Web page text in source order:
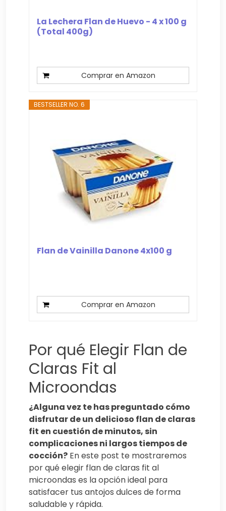
La Lechera Flan de Huevo - 4 x 100 g
(Total 400g)
Comprar en Amazon
BESTSELLER NO. 6
Flan de Vainilla Danone 4x100 g
Comprar en Amazon
Por qué Elegir Flan de
Claras Fit al
Microondas
¿Alguna vez te has preguntado cómo
disfrutar de un delicioso flan de claras
fit en cuestión de minutos, sin
complicaciones ni largos tiempos de
cocción? En este post te mostraremos
por qué elegir flan de claras fit al
microondas es la opción ideal para
satisfacer tus antojos dulces de forma
saludable y rápida.